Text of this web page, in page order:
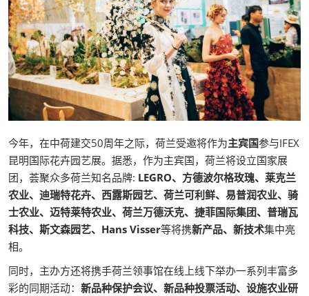
今年，在中荷建交50周年之际，荷兰受邀将作为主宾国参与IFEX
昆明国际花卉园艺展。据悉，作为主宾国，荷兰将设立国家展
团，荟聚众多荷兰知名品牌: LEGRO、方德波尔格玫瑰、莱克兰
农业、迪瑞特花卉、西露斯园艺、荷兰可利鲜、易普润农业、骑
士农业、迈特莱特农业、荷兰万德沃克、捷菲国际集团、普瑞瓦
科技、斯文森园艺、Hans Visser等将携新产品、新技术集中亮
相。
同时，主办方还将携手荷兰领事馆在线上线下举办一系列丰富多
彩的同期活动： 新品种保护会议、新品种投票活动、设施农业研